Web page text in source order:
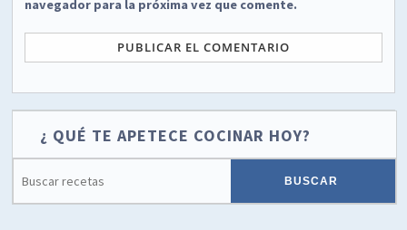
navegador para la próxima vez que comente.
¿ QUÉ TE APETECE COCINAR HOY?